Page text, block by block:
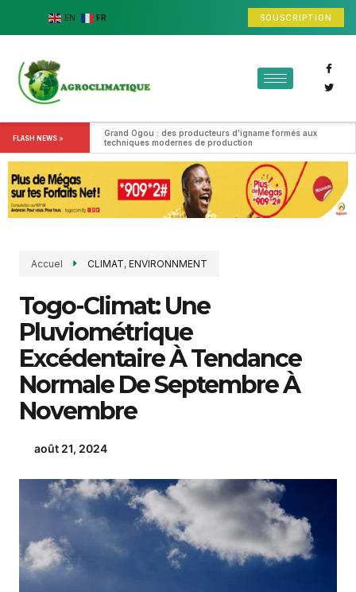
EN FR SOUSCRIPTION
FLASH NEWS >
Grand Ogou : des producteurs d’igname formés aux
techniques modernes de production
Accuel CLIMAT, ENVIRONNMENT
Togo-Climat: Une
Pluviométrique
Excédentaire À Tendance
Normale De Septembre À
Novembre
août 21, 2024